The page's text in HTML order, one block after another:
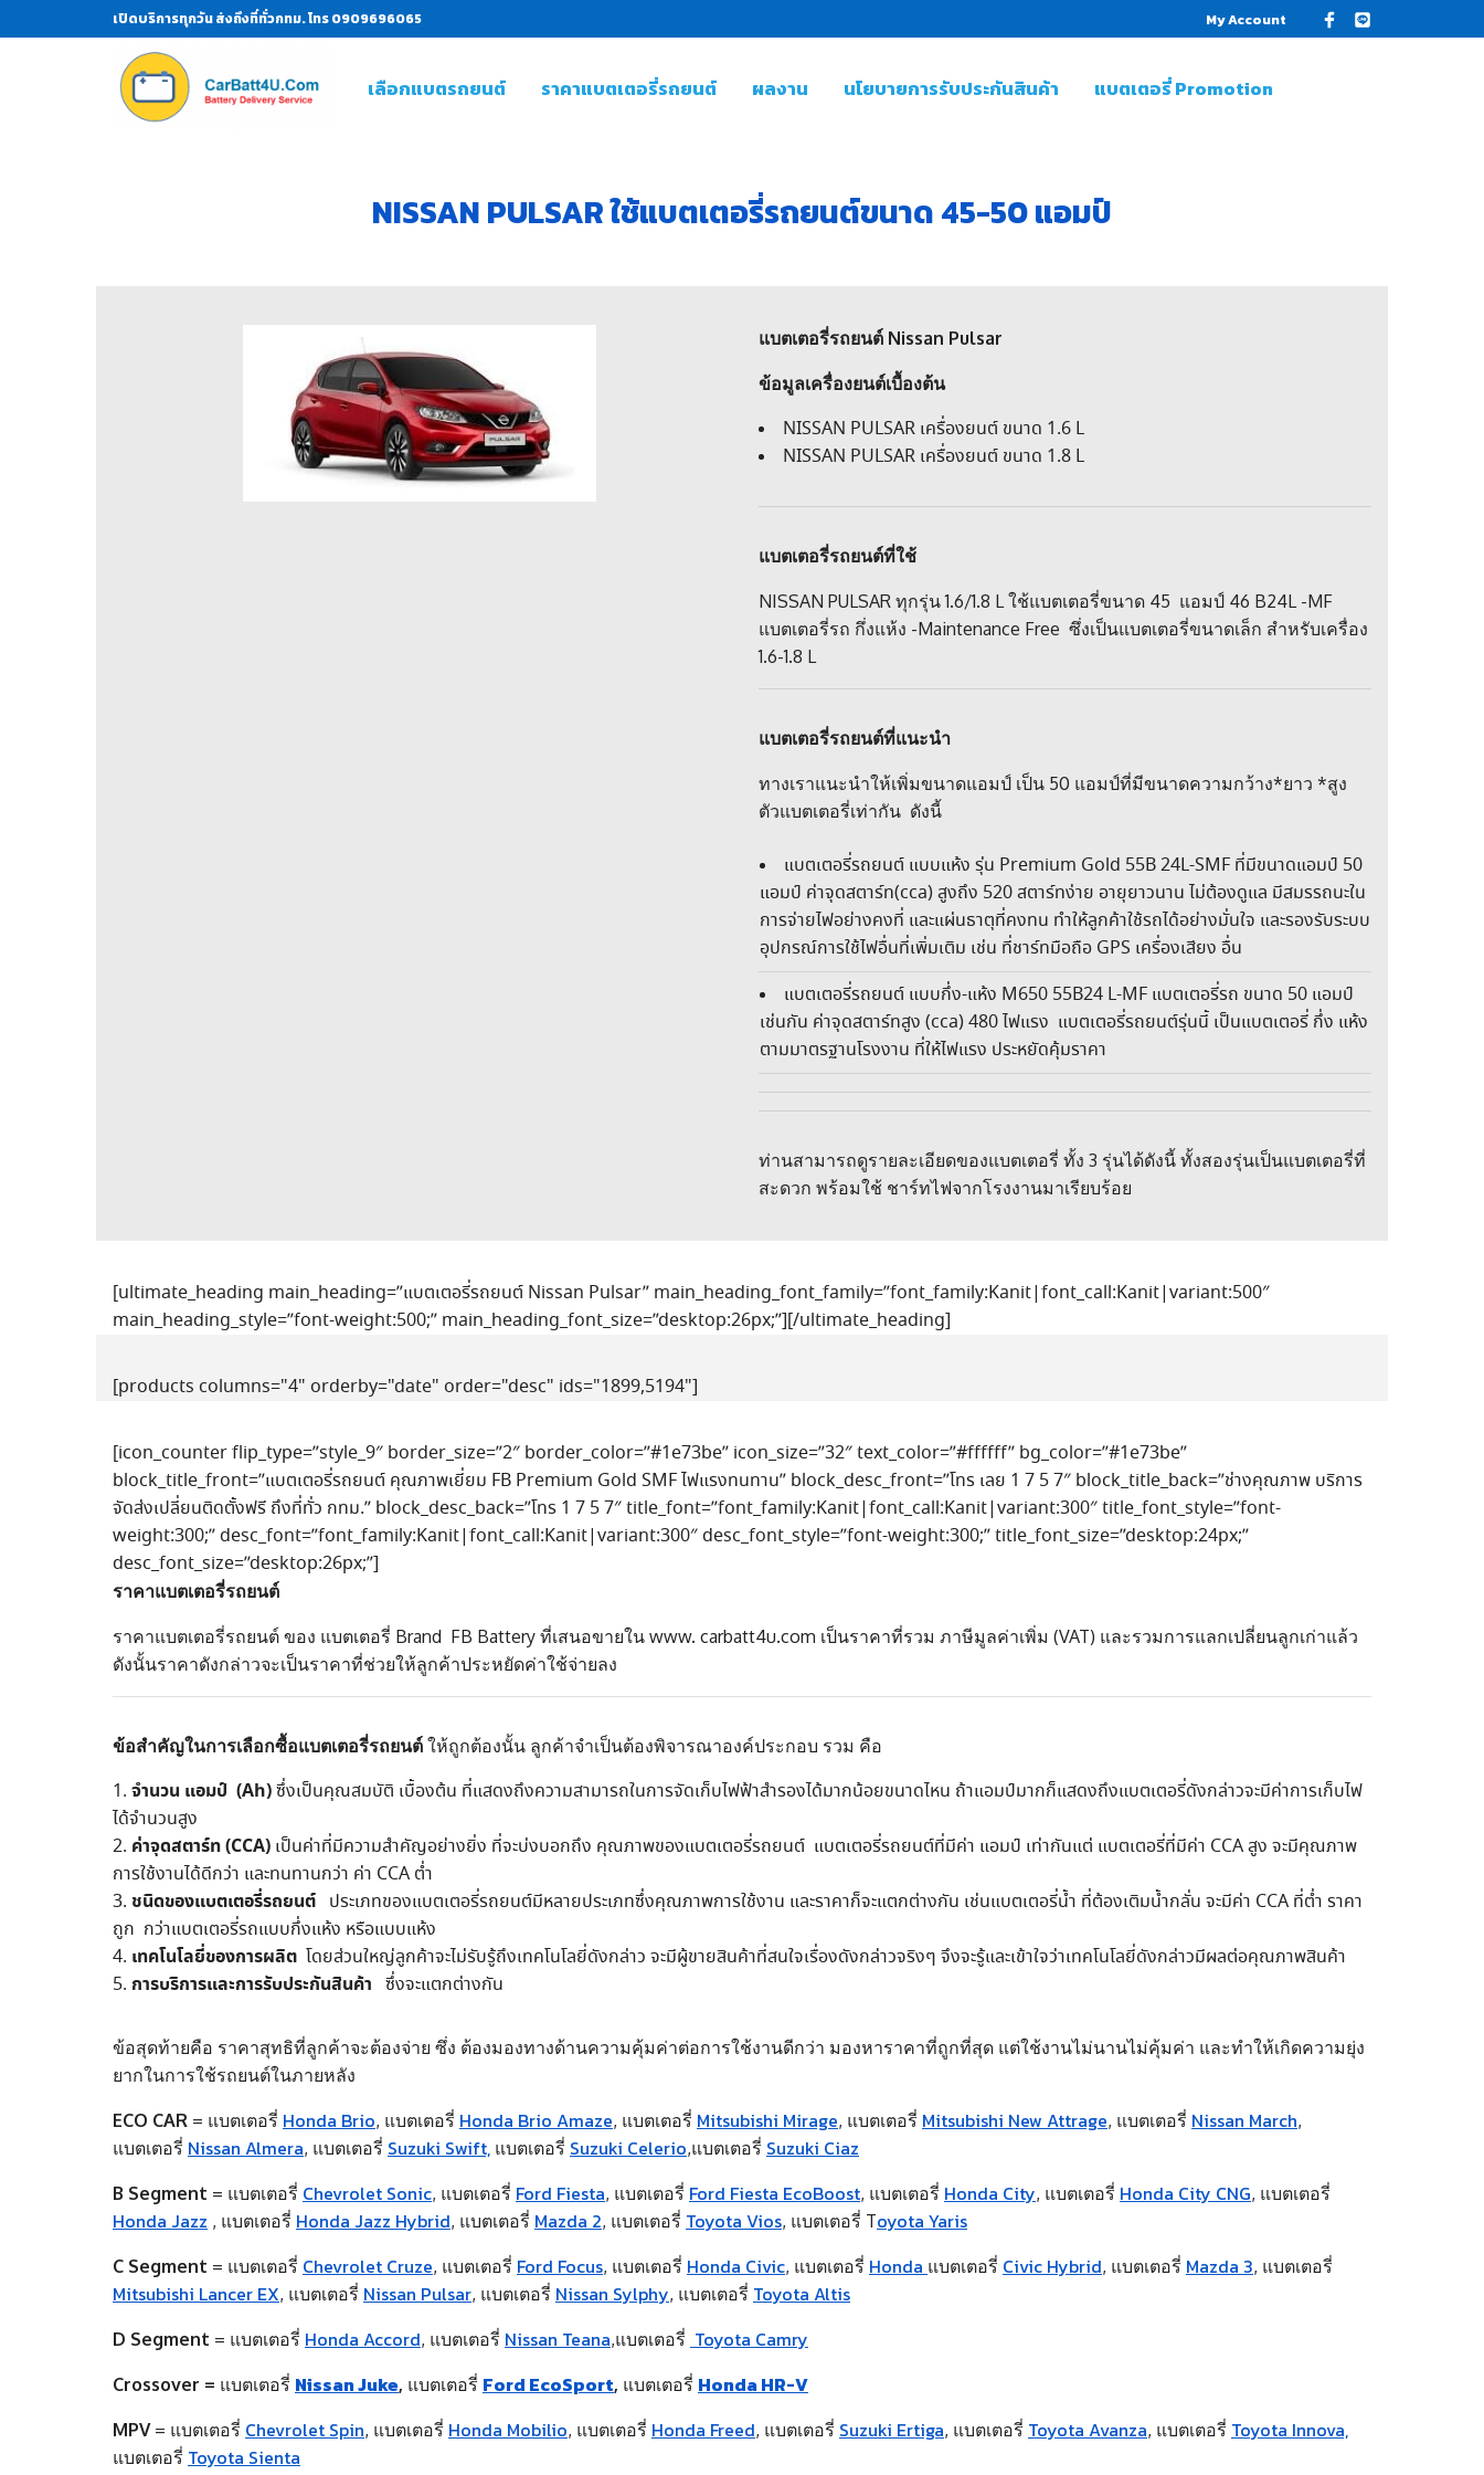
เปิดบริการทุกวัน ส่งถึงที่ทั่วกทม. โทร 0909696065 My Account
เลือกแบตรถยนต์ ราคาแบตเตอรี่รถยนต์ ผลงาน นโยบายการรับประกันสินค้า แบตเตอรี่ Promotion
NISSAN PULSAR ใช้แบตเตอรี่รถยนต์ขนาด 45-50 แอมป์
แบตเตอรี่รถยนต์ Nissan Pulsar
ข้อมูลเครื่องยนต์เบื้องต้น
NISSAN PULSAR เครื่องยนต์ ขนาด 1.6 L
NISSAN PULSAR เครื่องยนต์ ขนาด 1.8 L
แบตเตอรี่รถยนต์ที่ใช้
NISSAN PULSAR ทุกรุ่น 1.6/1.8 L ใช้แบตเตอรี่ขนาด 45 แอมป์ 46 B24L -MF
แบตเตอรี่รถ กึ่งแห้ง -Maintenance Free ซึ่งเป็นแบตเตอรี่ขนาดเล็ก สำหรับเครื่อง
1.6-1.8 L
แบตเตอรี่รถยนต์ที่แนะนำ
ทางเราแนะนำให้เพิ่มขนาดแอมป์ เป็น 50 แอมป์ที่มีขนาดความกว้าง*ยาว *สูง
ตัวแบตเตอรี่เท่ากัน ดังนี้
แบตเตอรี่รถยนต์ แบบแห้ง รุ่น Premium Gold 55B 24L-SMF ที่มีขนาดแอมป์ 50
แอมป์ ค่าจุดสตาร์ท(cca) สูงถึง 520 สตาร์ทง่าย อายุยาวนาน ไม่ต้องดูแล มีสมรรถนะใน
การจ่ายไฟอย่างคงที่ และแผ่นธาตุที่คงทน ทำให้ลูกค้าใช้รถได้อย่างมั่นใจ และรองรับระบบ
อุปกรณ์การใช้ไฟอื่นที่เพิ่มเติม เช่น ที่ชาร์ทมือถือ GPS เครื่องเสียง อื่น
แบตเตอรี่รถยนต์ แบบกึ่ง-แห้ง M650 55B24 L-MF แบตเตอรี่รถ ขนาด 50 แอมป์
เช่นกัน ค่าจุดสตาร์ทสูง (cca) 480 ไฟแรง แบตเตอรี่รถยนต์รุ่นนี้ เป็นแบตเตอรี่ กึ่ง แห้ง
ตามมาตรฐานโรงงาน ที่ให้ไฟแรง ประหยัดคุ้มราคา
ท่านสามารถดูรายละเอียดของแบตเตอรี่ ทั้ง 3 รุ่นได้ดังนี้ ทั้งสองรุ่นเป็นแบตเตอรี่ที่
สะดวก พร้อมใช้ ชาร์ทไฟจากโรงงานมาเรียบร้อย
[ultimate_heading main_heading=”แบตเตอรี่รถยนต์ Nissan Pulsar” main_heading_font_family=”font_family:Kanit|font_call:Kanit|variant:500″
main_heading_style=”font-weight:500;” main_heading_font_size=”desktop:26px;”][/ultimate_heading]
[products columns="4" orderby="date" order="desc" ids="1899,5194"]
[icon_counter flip_type=”style_9″ border_size=”2″ border_color=”#1e73be” icon_size=”32″ text_color=”#ffffff” bg_color=”#1e73be”
block_title_front=”แบตเตอรี่รถยนต์ คุณภาพเยี่ยม FB Premium Gold SMF ไฟแรงทนทาน” block_desc_front=”โทร เลย 1 7 5 7″ block_title_back=”ช่างคุณภาพ บริการ
จัดส่งเปลี่ยนติดตั้งฟรี ถึงที่ทั่ว กทม.” block_desc_back=”โทร 1 7 5 7″ title_font=”font_family:Kanit|font_call:Kanit|variant:300″ title_font_style=”font-
weight:300;” desc_font=”font_family:Kanit|font_call:Kanit|variant:300″ desc_font_style=”font-weight:300;” title_font_size=”desktop:24px;”
desc_font_size=”desktop:26px;”]
ราคาแบตเตอรี่รถยนต์
ราคาแบตเตอรี่รถยนต์ ของ แบตเตอรี่ Brand FB Battery ที่เสนอขายใน www. carbatt4u.com เป็นราคาที่รวม ภาษีมูลค่าเพิ่ม (VAT) และรวมการแลกเปลี่ยนลูกเก่าแล้ว
ดังนั้นราคาดังกล่าวจะเป็นราคาที่ช่วยให้ลูกค้าประหยัดค่าใช้จ่ายลง
ข้อสำคัญในการเลือกซื้อแบตเตอรี่รถยนต์ ให้ถูกต้องนั้น ลูกค้าจำเป็นต้องพิจารณาองค์ประกอบ รวม คือ
จำนวน แอมป์ (Ah)ซึ่งเป็นคุณสมบัติ เบื้องต้น ที่แสดงถึงความสามารถในการจัดเก็บไฟฟ้าสำรองได้มากน้อยขนาดไหน ถ้าแอมป์มากก็แสดงถึงแบตเตอรี่ดังกล่าวจะมีค่าการเก็บไฟ
ได้จำนวนสูง
ค่าจุดสตาร์ท (CCA) เป็นค่าที่มีความสำคัญอย่างยิ่ง ที่จะบ่งบอกถึง คุณภาพของแบตเตอรี่รถยนต์ แบตเตอรี่รถยนต์ที่มีค่า แอมป์ เท่ากันแต่ แบตเตอรี่ที่มีค่า CCA สูง จะมีคุณภาพ
การใช้งานได้ดีกว่า และทนทานกว่า ค่า CCA ต่ำ
ชนิดของแบตเตอรี่รถยนต์ ประเภทของแบตเตอรี่รถยนต์มีหลายประเภทซึ่งคุณภาพการใช้งาน และราคาก็จะแตกต่างกัน เช่นแบตเตอรี่น้ำ ที่ต้องเติมน้ำกลั่น จะมีค่า CCA ที่ต่ำ ราคา
ถูก กว่าแบตเตอรี่รถแบบกึ่งแห้ง หรือแบบแห้ง
เทคโนโลยี่ของการผลิต โดยส่วนใหญ่ลูกค้าจะไม่รับรู้ถึงเทคโนโลยี่ดังกล่าว จะมีผู้ขายสินค้าที่สนใจเรื่องดังกล่าวจริงๆ จึงจะรู้และเข้าใจว่าเทคโนโลยี่ดังกล่าวมีผลต่อคุณภาพสินค้า
การบริการและการรับประกันสินค้า ซึ่งจะแตกต่างกัน
ข้อสุดท้ายคือ ราคาสุทธิที่ลูกค้าจะต้องจ่าย ซึ่ง ต้องมองทางด้านความคุ้มค่าต่อการใช้งานดีกว่า มองหาราคาที่ถูกที่สุด แต่ใช้งานไม่นานไม่คุ้มค่า และทำให้เกิดความยุ่ง
ยากในการใช้รถยนต์ในภายหลัง
ECO CAR = แบตเตอรี่ Honda Brio, แบตเตอรี่ Honda Brio Amaze, แบตเตอรี่ Mitsubishi Mirage, แบตเตอรี่ Mitsubishi New Attrage, แบตเตอรี่ Nissan March,
แบตเตอรี่ Nissan Almera, แบตเตอรี่ Suzuki Swift, แบตเตอรี่ Suzuki Celerio,แบตเตอรี่ Suzuki Ciaz
B Segment = แบตเตอรี่ Chevrolet Sonic, แบตเตอรี่ Ford Fiesta, แบตเตอรี่ Ford Fiesta EcoBoost, แบตเตอรี่ Honda City, แบตเตอรี่ Honda City CNG, แบตเตอรี่
Honda Jazz , แบตเตอรี่ Honda Jazz Hybrid, แบตเตอรี่ Mazda 2, แบตเตอรี่ Toyota Vios, แบตเตอรี่ Toyota Yaris
C Segment = แบตเตอรี่ Chevrolet Cruze, แบตเตอรี่ Ford Focus, แบตเตอรี่ Honda Civic, แบตเตอรี่ Honda แบตเตอรี่ Civic Hybrid, แบตเตอรี่ Mazda 3, แบตเตอรี่
Mitsubishi Lancer EX, แบตเตอรี่ Nissan Pulsar, แบตเตอรี่ Nissan Sylphy, แบตเตอรี่ Toyota Altis
D Segment = แบตเตอรี่ Honda Accord, แบตเตอรี่ Nissan Teana,แบตเตอรี่ Toyota Camry
Crossover = แบตเตอรี่ Nissan Juke, แบตเตอรี่ Ford EcoSport, แบตเตอรี่ Honda HR-V
MPV= แบตเตอรี่ Chevrolet Spin, แบตเตอรี่ Honda Mobilio, แบตเตอรี่ Honda Freed, แบตเตอรี่ Suzuki Ertiga, แบตเตอรี่ Toyota Avanza, แบตเตอรี่ Toyota Innova,
แบตเตอรี่ Toyota Sienta